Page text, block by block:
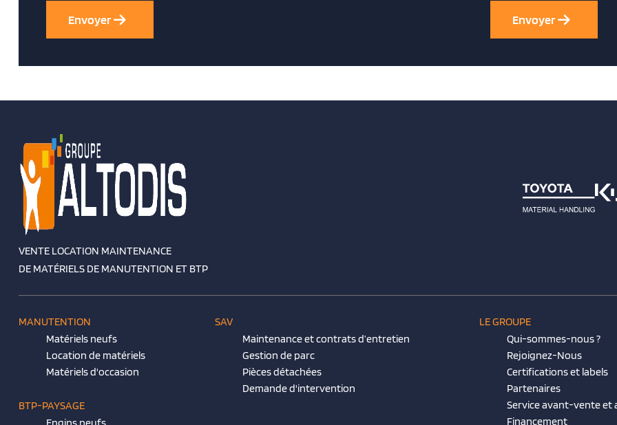
VENTE LOCATION MAINTENANCE
DE MATÉRIELS DE MANUTENTION ET BTP
MANUTENTION
Matériels neufs
Location de matériels
Matériels d'occasion
BTP-PAYSAGE
SAV
Maintenance et contrats d’entretien
Gestion de parc
Pièces détachées
Demande d'intervention
LE GROUPE
Qui-sommes-nous ?
Rejoignez-Nous
Certifications et labels
Partenaires
Service avant-vente et
Financement